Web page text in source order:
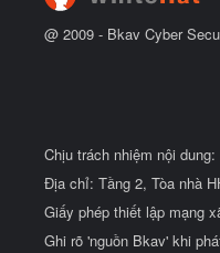
@ 2009 - Bkav Cyber
Chịu trách nhiệm nội
Địa chỉ: Tầng 2, Tòa nhà
Giấy phép thiết lập mạng
Ghi rõ 'nguồn Bkav' khi